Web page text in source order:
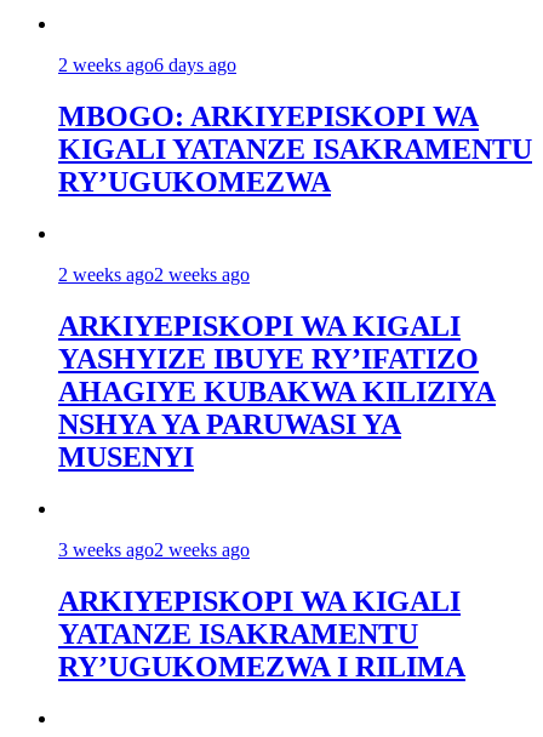
2 weeks ago6 days ago
MBOGO: ARKIYEPISKOPI WA
KIGALI YATANZE ISAKRAMENTU
RY’UGUKOMEZWA
2 weeks ago2 weeks ago
ARKIYEPISKOPI WA KIGALI
YASHYIZE IBUYE RY’IFATIZO
AHAGIYE KUBAKWA KILIZIYA
NSHYA YA PARUWASI YA
MUSENYI
3 weeks ago2 weeks ago
ARKIYEPISKOPI WA KIGALI
YATANZE ISAKRAMENTU
RY’UGUKOMEZWA I RILIMA